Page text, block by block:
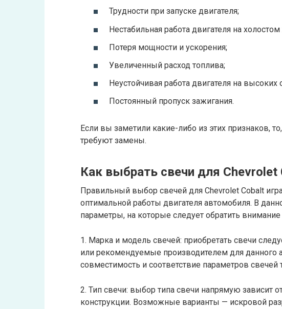
Трудности при запуске двигателя;
Нестабильная работа двигателя на холостом
Потеря мощности и ускорения;
Увеличенный расход топлива;
Неустойчивая работа двигателя на высоких
Постоянный пропуск зажигания.
Если вы заметили какие-либо из этих признаков,
требуют замены.
Как выбрать свечи для Chevrolet
Правильный выбор свечей для Chevrolet Cobalt
оптимальной работы двигателя автомобиля. В
параметры, на которые следует обратить
1. Марка и модель свечей: приобретать свечи
или рекомендуемые производителем для данного
совместимость и соответствие параметров свечей
2. Тип свечи: выбор типа свечи напрямую зависит
конструкции. Возможные варианты — искровой